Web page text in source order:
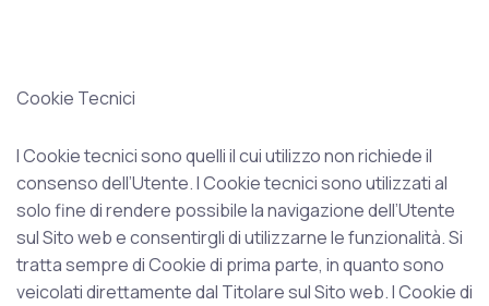
Cookie Tecnici
I Cookie tecnici sono quelli il cui utilizzo non richiede il
consenso dell’Utente. I Cookie tecnici sono utilizzati al
solo fine di rendere possibile la navigazione dell’Utente
sul Sito web e consentirgli di utilizzarne le funzionalità. Si
tratta sempre di Cookie di prima parte, in quanto sono
veicolati direttamente dal Titolare sul Sito web. I Cookie di